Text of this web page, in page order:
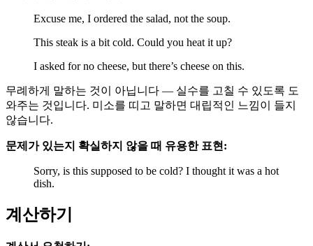
Excuse me, I ordered the salad, not the soup.
This steak is a bit cold. Could you heat it up?
I asked for no cheese, but there’s cheese on this.
무례하게 말하는 것이 아닙니다 — 실수를 고칠 수 있도록 도
와주는 것입니다. 미소를 띠고 말하면 대립적인 느낌이 들지
않습니다.
문제가 있는지 확실하지 않을 때 유용한 표현:
Sorry, is this supposed to be cold? I thought it was a hot
dish.
계산하기